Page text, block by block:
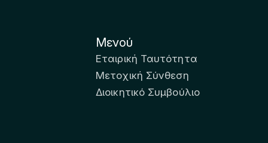
Μενού
Εταιρική Ταυτότητα
Μετοχική Σύνθεση
Διοικητικό Συμβούλιο